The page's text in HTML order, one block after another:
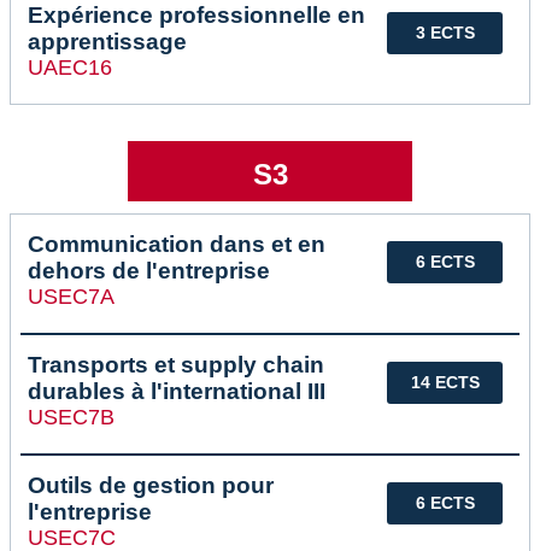
3 ECTS
Expérience professionnelle en
apprentissage
UAEC16
S3
6 ECTS
Communication dans et en
dehors de l'entreprise
USEC7A
14 ECTS
Transports et supply chain
durables à l'international III
USEC7B
6 ECTS
Outils de gestion pour
l'entreprise
USEC7C